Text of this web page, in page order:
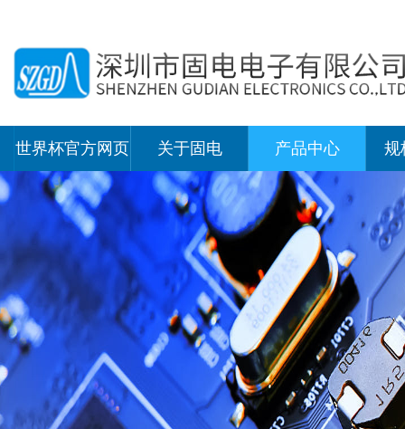
世界杯官方网页
版,世界杯（中
国）
关于固电 产品中心 规